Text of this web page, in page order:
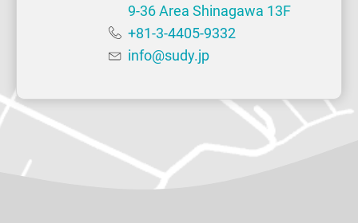
9-36 Area Shinagawa 13F
+81-3-4405-9332
info@sudy.jp